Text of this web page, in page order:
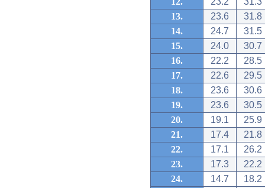
13.
23.6
31.8
14.
24.7
31.5
15.
24.0
30.7
16.
22.2
28.5
17.
22.6
29.5
18.
23.6
30.6
19.
23.6
30.5
20.
19.1
25.9
21.
17.4
21.8
22.
17.1
26.2
23.
17.3
22.2
24.
14.7
18.2